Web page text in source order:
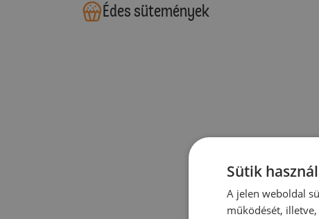
Édes sütemények
Sütik
A jelen weboldal
működését,